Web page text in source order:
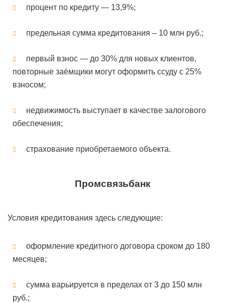
процент по кредиту — 13,9%;
предельная сумма кредитования – 10 млн руб.;
первый взнос — до 30% для новых клиентов,
повторные заёмщики могут оформить ссуду с 25%
взносом;
недвижимость выступает в качестве залогового
обеспечения;
страхование приобретаемого объекта.
Промсвязьбанк
Условия кредитования здесь следующие:
оформление кредитного договора сроком до 180
месяцев;
сумма варьируется в пределах от 3 до 150 млн
руб.;